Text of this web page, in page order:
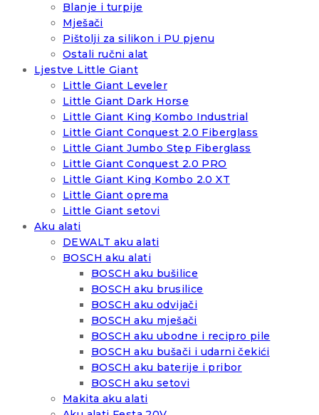
Blanje i turpije
Mješači
Pištolji za silikon i PU pjenu
Ostali ručni alat
Ljestve Little Giant
Little Giant Leveler
Little Giant Dark Horse
Little Giant King Kombo Industrial
Little Giant Conquest 2.0 Fiberglass
Little Giant Jumbo Step Fiberglass
Little Giant Conquest 2.0 PRO
Little Giant King Kombo 2.0 XT
Little Giant oprema
Little Giant setovi
Aku alati
DEWALT aku alati
BOSCH aku alati
BOSCH aku bušilice
BOSCH aku brusilice
BOSCH aku odvijači
BOSCH aku mješači
BOSCH aku ubodne i recipro pile
BOSCH aku bušači i udarni čekići
BOSCH aku baterije i pribor
BOSCH aku setovi
Makita aku alati